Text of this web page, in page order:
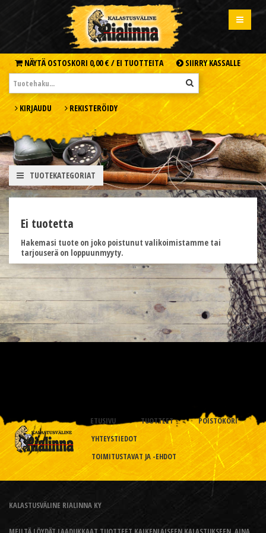
NÄYTÄ OSTOSKORI 0,00 € / EI TUOTTEITA SIIRRY KASSALLE
KIRJAUDU REKISTERÖIDY
TUOTEKATEGORIAT
Ei tuotetta
Hakemasi tuote on joko poistunut valikoimistamme tai
tarjouserä on loppuunmyyty.
ETUSIVU TUOTTEET
POISTOKORI
YHTEYSTIEDOT
TOIMITUSTAVAT JA -EHDOT
KALASTUSVÄLINE RIALINNA KY